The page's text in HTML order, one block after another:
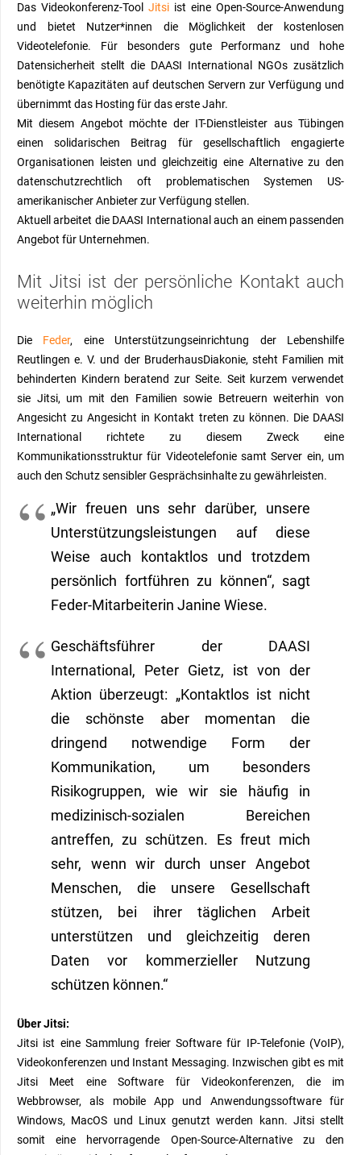
Das Videokonferenz-Tool Jitsi ist eine Open-Source-Anwendung
und bietet Nutzer*innen die Möglichkeit der kostenlosen
Videotelefonie. Für besonders gute Performanz und hohe
Datensicherheit stellt die DAASI International NGOs zusätzlich
benötigte Kapazitäten auf deutschen Servern zur Verfügung und
übernimmt das Hosting für das erste Jahr.
Mit diesem Angebot möchte der IT-Dienstleister aus Tübingen
einen solidarischen Beitrag für gesellschaftlich engagierte
Organisationen leisten und gleichzeitig eine Alternative zu den
datenschutzrechtlich oft problematischen Systemen US-
amerikanischer Anbieterzur Verfügung stellen.
Aktuell arbeitet die DAASI International auch an einem passenden
Angebot für Unternehmen.
Mit Jitsi ist der persönliche Kontakt auch
weiterhin möglich
Die Feder, eine Unterstützungseinrichtung der Lebenshilfe
Reutlingen e. V. und der BruderhausDiakonie, steht Familien mit
behinderten Kindern beratend zur Seite. Seit kurzem verwendet
sie Jitsi, um mit den Familien sowie Betreuern weiterhin von
Angesicht zu Angesicht in Kontakt treten zu können. Die DAASI
International richtete zu diesem Zweck eine
Kommunikationsstruktur für Videotelefonie samt Server ein, um
auch den Schutz sensiblerGesprächsinhalte zu gewährleisten.
„Wir freuen uns sehr darüber, unsere
Unterstützungsleistungen auf diese
Weise auch kontaktlos und trotzdem
persönlich fortführen zu können“, sagt
Feder-Mitarbeiterin Janine Wiese.
Geschäftsführer der DAASI
International, Peter Gietz, ist von der
Aktion überzeugt: „Kontaktlos ist nicht
die schönste aber momentan die
dringend notwendige Form der
Kommunikation, um besonders
Risikogruppen, wie wir sie häufig in
medizinisch-sozialen Bereichen
antreffen, zu schützen. Es freut mich
sehr, wenn wir durch unser Angebot
Menschen, die unsere Gesellschaft
stützen, bei ihrer täglichen Arbeit
unterstützen und gleichzeitig deren
Daten vor kommerzieller Nutzung
schützen können.“
Über Jitsi:
Jitsi ist eine Sammlung freier Software für IP-Telefonie (VoIP),
Videokonferenzen und Instant Messaging. Inzwischen gibt es mit
Jitsi Meet eine Software für Videokonferenzen, die im
Webbrowser, als mobile App und Anwendungssoftware für
Windows, MacOS und Linux genutzt werden kann. Jitsi stellt
somit eine hervorragende Open-Source-Alternative zu den